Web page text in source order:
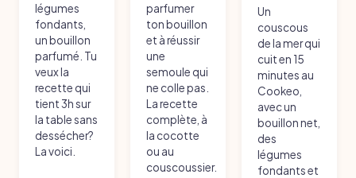
légumes
fondants,
un bouillon
parfumé. Tu
veux la
recette qui
tient 3h sur
la table sans
dessécher?
La voici.
parfumer
ton bouillon
et à réussir
une
semoule qui
ne colle pas.
La recette
complète, à
la cocotte
ou au
couscoussier.
Un
couscous
de la mer qui
cuit en 15
minutes au
Cookeo,
avec un
bouillon net,
des
légumes
fondants et